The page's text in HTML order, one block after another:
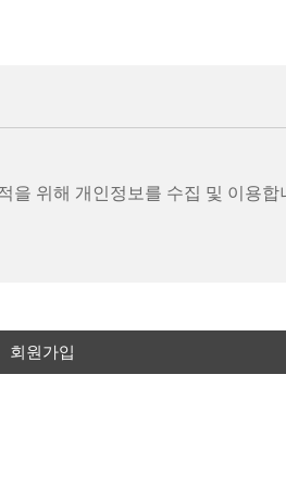
102동 201호
로써 효력이 발생합니다.
범위에서 약관을 변경할 수 있습니
을 위해 개인정보를 수집 및 이용합
인정보를 수집할 수 있습니다.